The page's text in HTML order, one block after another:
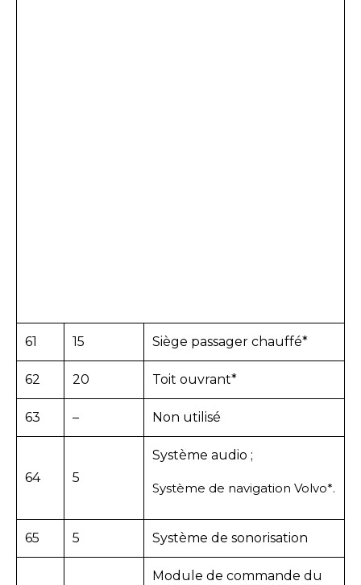
61 15 Siège passager chauffé*
62 20 Toit ouvrant*
63 – Non utilisé
64 5
Système audio ;
Système de navigation Volvo*.
65 5 Système de sonorisation
Module de commande du